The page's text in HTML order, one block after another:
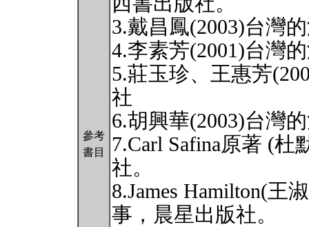
參考
書目
3.戴昌鳳(2003)台灣
4.李素芳(2001)台灣
5.莊玉珍、王惠芳
社
6.胡興華(2003)台灣
7.Carl Safina原著 (
社。
8.James Hamilton(王
事，晨星出版社。